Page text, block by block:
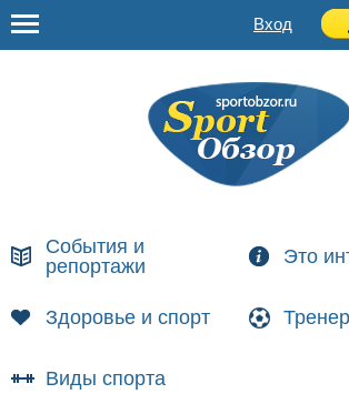
Вход
События и
репортажи
Это
Здоровье и спорт
Виды спорта